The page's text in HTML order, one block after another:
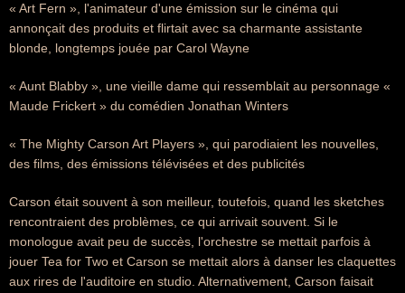
« Art Fern », l'animateur d'une émission sur le cinéma qui
annonçait des produits et flirtait avec sa charmante assistante
blonde, longtemps jouée par Carol Wayne
« Aunt Blabby », une vieille dame qui ressemblait au personnage «
Maude Frickert » du comédien Jonathan Winters
« The Mighty Carson Art Players », qui parodiaient les nouvelles,
des films, des émissions télévisées et des publicités
Carson était souvent à son meilleur, toutefois, quand les sketches
rencontraient des problèmes, ce qui arrivait souvent. Si le
monologue avait peu de succès, l'orchestre se mettait parfois à
jouer Tea for Two et Carson se mettait alors à danser les claquettes
aux rires de l'auditoire en studio. Alternativement, Carson faisait